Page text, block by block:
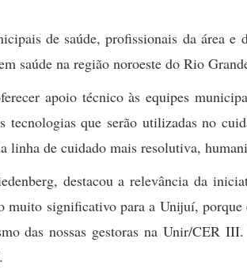
de saúde, profissionais da área e
saúde na região noroeste do Rio
apoio técnico às equipes
que serão utilizadas no
linha de cuidado mais resolutiva,
destacou a relevância da
muito significativo para a Unijuí,
das nossas gestoras na Unir/CER